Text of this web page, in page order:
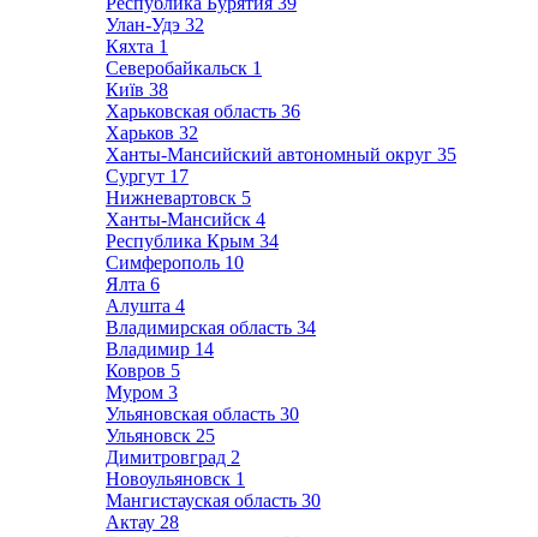
Улан-Удэ 32
Кяхта 1
Северобайкальск 1
Київ 38
Харьковская область 36
Харьков 32
Ханты-Мансийский автономный округ 35
Сургут 17
Нижневартовск 5
Ханты-Мансийск 4
Республика Крым 34
Симферополь 10
Ялта 6
Алушта 4
Владимирская область 34
Владимир 14
Ковров 5
Муром 3
Ульяновская область 30
Ульяновск 25
Димитровград 2
Новоульяновск 1
Мангистауская область 30
Актау 28